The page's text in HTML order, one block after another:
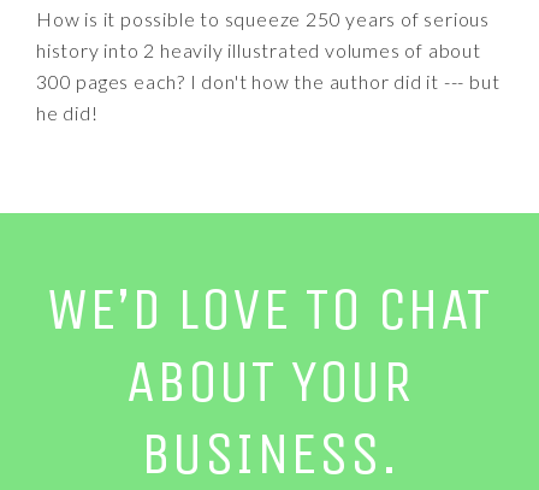
How is it possible to squeeze 250 years of serious
history into 2 heavily illustrated volumes of about
300 pages each? I don't how the author did it --- but
he did!
WE’D LOVE TO CHAT
ABOUT YOUR
BUSINESS.